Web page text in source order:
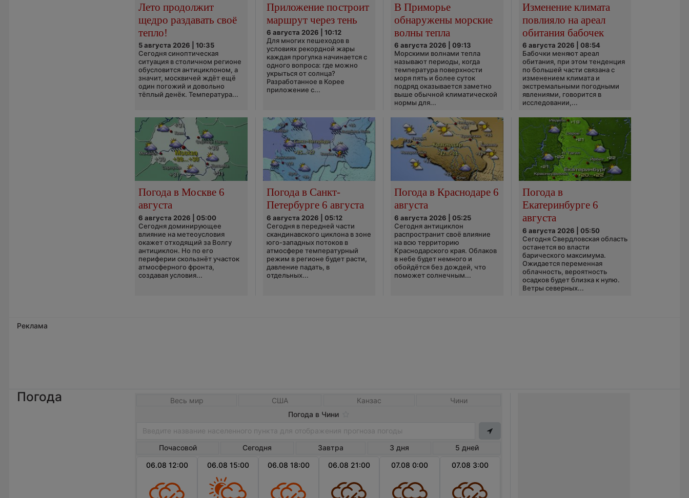
Лето продолжит
щедро раздавать своё
тепло!
5 августа 2026 | 10:35
Сегодня синоптическая
ситуация в столичном регионе
обусловится антициклоном, а
значит, москвичей ждёт ещё
один погожий и довольно
тёплый денёк. Температура...
Приложение построит
маршрут через тень
6 августа 2026 | 10:12
Для многих пешеходов в
условиях рекордной жары
каждая прогулка начинается с
одного вопроса: где можно
укрыться от солнца?
Разработанное в Корее
приложение с...
В Приморье
обнаружены морские
волны тепла
6 августа 2026 | 09:13
Морскими волнами тепла
называют периоды, когда
температура поверхности
моря пять и более суток
подряд оказывается заметно
выше обычной климатической
нормы для...
Изменение климата
повлияло на ареал
обитания бабочек
6 августа 2026 | 08:54
Бабочки меняют ареал
обитания, при этом тенденция
по большей части связана с
изменением климата и
экстремальными погодными
явлениями, говорится в
исследовании,...
Погода в Москве 6
августа
6 августа 2026 | 05:00
Сегодня доминирующее
влияние на метеоусловия
окажет отходящий за Волгу
антициклон. Но по его
периферии скользнёт участок
атмосферного фронта,
создавая условия...
Погода в Санкт-
Петербурге 6 августа
6 августа 2026 | 05:12
Сегодня в передней части
скандинавского циклона в зоне
юго-западных потоков в
атмосфере температурный
режим в регионе будет расти,
давление падать, в
отдельных...
Погода в Краснодаре 6
августа
6 августа 2026 | 05:25
Сегодня антициклон
распространит своё влияние
на всю территорию
Краснодарского края. Облаков
в небе будет немного и
обойдётся без дождей, что
поможет солнечным...
Погода в
Екатеринбурге 6
августа
6 августа 2026 | 05:50
Сегодня Свердловская область
останется во власти
барического максимума.
Ожидается переменная
облачность, вероятность
осадков будет близка к нулю.
Ветры северных...
Реклама
Погода Весь мир США Канзас
Чини
Погода в Чини
Почасовой Сегодня Завтра 3 дня
5 дней
06.08 12:00
06.08 15:00 06.08 18:00 06.08 21:00 07.08 0:00 07.08 3:00